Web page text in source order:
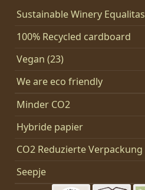
Sustainable Winery Equalitas
100% Recycled cardboard
Vegan (23)
We are eco friendly
Minder CO2
Hybride papier
CO2 Reduzierte Verpackung
Seepje